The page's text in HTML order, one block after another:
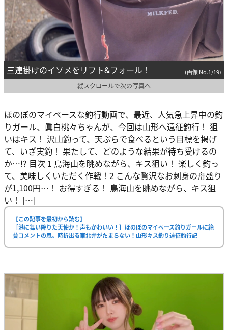
三連掛けのイソメをリフト&フォール！ (画像 No.1/19)
縦スクロールで次の写真へ
ほのぼのマイペースな釣行動画で、最近、人気急上昇中の釣
りガール、眞白桃々ちゃんが、今回は山形へ遠征釣行！ 狙
いはキス！ 沢山釣って、天ぷらで食べるという目標を掲げ
て、いざ実釣！ 果たして、どのような結果が待ち受けるの
か…!? 目次 1 鳥海山を眺めながら、キス狙い！ 楽しく釣っ
て、美味しくいただく作戦！2 こんな贅沢なお刺身の舟盛り
が1,100円…！ お得すぎる！ 鳥海山を眺めながら、キス狙
い！ […]
【この記事を最初から読む】
［港に舞い降りた天使か！声もかわいい！］ほのぼのマイペース釣りガールに絶
賛コメントの嵐。時折出る東北弁がたまらない！山形キス釣り遠征釣行記